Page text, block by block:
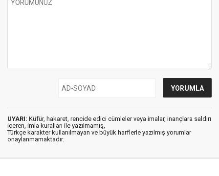
UYARI: Küfür, hakaret, rencide edici cümleler veya imalar, inançlara saldırı
içeren, imla kuralları ile yazılmamış,
Türkçe karakter kullanılmayan ve büyük harflerle yazılmış yorumlar
onaylanmamaktadır.